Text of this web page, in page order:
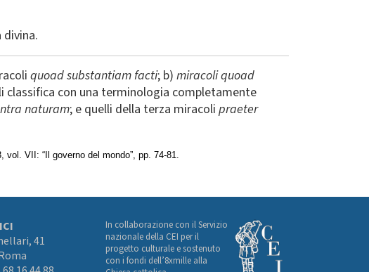
quoad substantiam facti; b) miracoli quoad
classifica con una terminologia completamente
naturam; e quelli della terza miracoli praeter
VII: “Il governo del mondo”, pp. 74-81.
41
In collaborazione con il Servizio
nazionale della CEI per il
progetto culturale e sostenuto
con i fondi dell’8xmille alla